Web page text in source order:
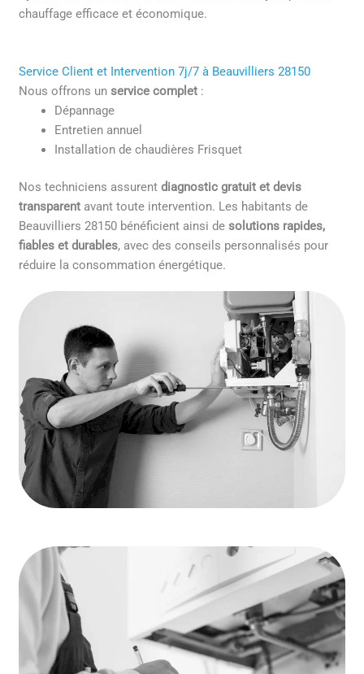
chauffage efficace et économique.
Service Client et Intervention 7j/7 à Beauvilliers 28150
Nous offrons unservice complet :
Dépannage
Entretien annuel
Installation de chaudières Frisquet
Nos techniciens assurentdiagnostic gratuit et devis
transparent avant toute intervention. Les habitants de
Beauvilliers 28150 bénéficient ainsi desolutions rapides,
fiables et durables, avec des conseils personnalisés pour
réduire la consommation énergétique.